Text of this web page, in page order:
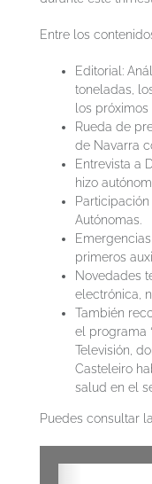
Entre los
Editorial:
toneladas,
los
Rueda de
de Navarra
Entrevista a
hizo
Autónomas.
primeros
Novedades
electrónica,
También
el programa
Televisión,
Casteleiro
salud en el
Puedes consultar